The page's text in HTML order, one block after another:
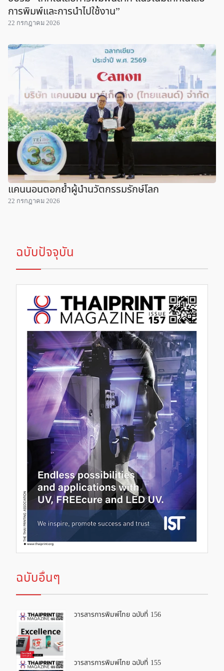
การพิมพ์และการนำไปใช้งาน”
22 กรกฎาคม 2026
แคนนอนตอกย้ำผู้นำนวัตกรรมรักษ์โลก
22 กรกฎาคม 2026
ฉบับปัจจุบัน
ฉบับอื่นๆ
วารสารการพิมพ์ไทย ฉบับที่ 156
วารสารการพิมพ์ไทย ฉบับที่ 155